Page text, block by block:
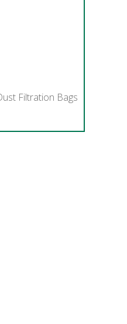
Filtration Bags